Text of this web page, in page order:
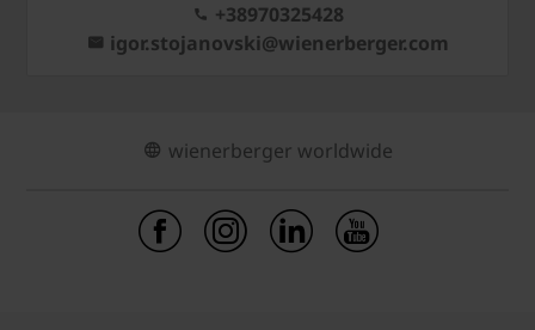
+38970325428
igor.stojanovski@wienerberger.com
wienerberger worldwide